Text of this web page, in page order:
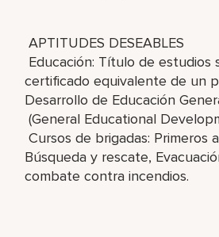
APTITUDES DESEABLES
Educación: Título de estudios
certificado equivalente de un
Desarrollo de Educación
(General Educational
Cursos de brigadas: Primeros
Búsqueda y rescate,
combate contra incendios.